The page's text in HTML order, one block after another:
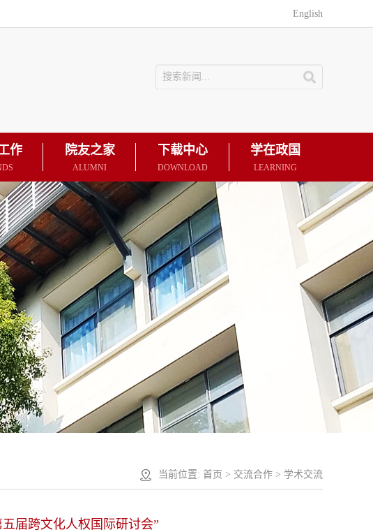
English
作 院友之家
ALUMNI
下载中心
DOWNLOAD
学在政国
LEARNING
当前位置: 首页 > 交流合作 > 学术交流
届跨文化人权国际研讨会”